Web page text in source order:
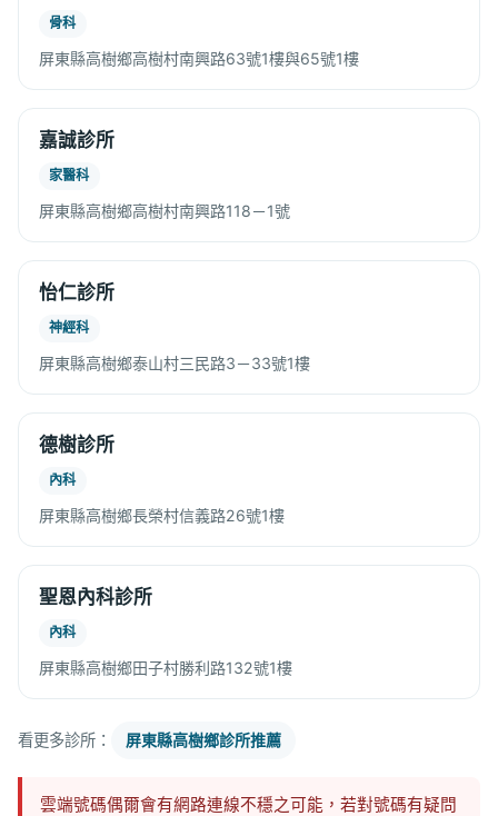
骨科
屏東縣高樹鄉高樹村南興路63號1樓與65號1樓
嘉誠診所
家醫科
屏東縣高樹鄉高樹村南興路118－1號
怡仁診所
神經科
屏東縣高樹鄉泰山村三民路3－33號1樓
德樹診所
內科
屏東縣高樹鄉長榮村信義路26號1樓
聖恩內科診所
內科
屏東縣高樹鄉田子村勝利路132號1樓
看更多診所： 屏東縣高樹鄉診所推薦
雲端號碼偶爾會有網路連線不穩之可能，若對號碼有疑問